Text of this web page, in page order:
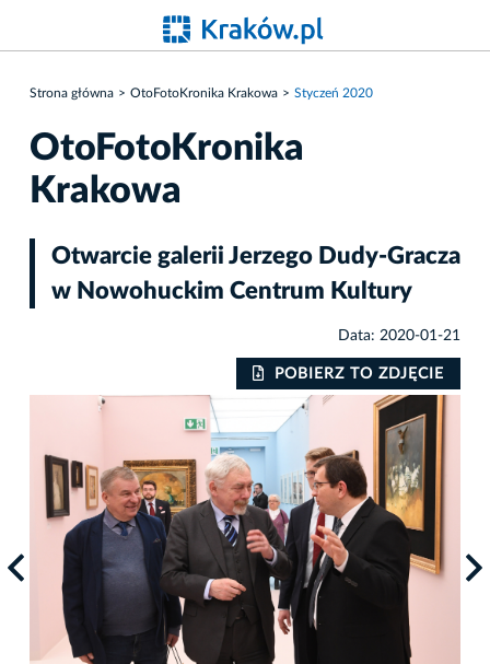
Strona główna OtoFotoKronika Krakowa Styczeń 2020
OtoFotoKronika
Krakowa
Otwarcie galerii Jerzego Dudy-Gracza
w Nowohuckim Centrum Kultury
Data: 2020-01-21
POBIERZ TO ZDJĘCIE